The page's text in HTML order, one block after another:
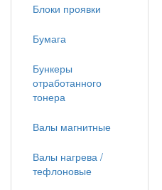
Блоки проявки
Бумага
Бункеры
отработанного
тонера
Валы магнитные
Валы нагрева /
тефлоновые